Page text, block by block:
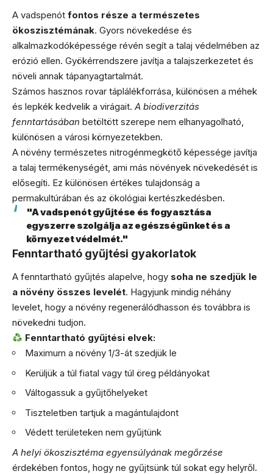
A vadspenót fontos része a természetes
ökoszisztémának. Gyors növekedése és
alkalmazkodóképessége révén segít a talaj védelmében az
erózió ellen. Gyökérrendszere javítja a talajszerkezetet és
növeli annak tápanyagtartalmát.
Számos hasznos rovar táplálékforrása, különösen a méhek
és lepkék kedvelik a virágait. A biodiverzitás
fenntartásában betöltött szerepe nem elhanyagolható,
különösen a városi környezetekben.
A növény természetes nitrogénmegkötő képessége javítja
a talaj termékenységét, ami más növények növekedését is
elősegíti. Ez különösen értékes tulajdonság a
permakultúrában és az ökológiai kertészkedésben.
"A vadspenót gyűjtése és fogyasztása
egyszerre szolgálja az egészségünket és a
környezet védelmét."
Fenntartható gyűjtési gyakorlatok
A fenntartható gyűjtés alapelve, hogy soha ne szedjük le
a növény összes levelét. Hagyjunk mindig néhány
levelet, hogy a növény regenerálódhasson és továbbra is
növekedni tudjon.
Fenntartható gyűjtési elvek:
Maximum a növény 1/3-át szedjük le
Kerüljük a túl fiatal vagy túl öreg példányokat
Váltogassuk a gyűjtőhelyeket
Tiszteletben tartjuk a magántulajdont
Védett területeken nem gyűjtünk
A helyi ökoszisztéma egyensúlyának megőrzése
érdekében fontos, hogy ne gyűjtsünk túl sokat egy helyről.